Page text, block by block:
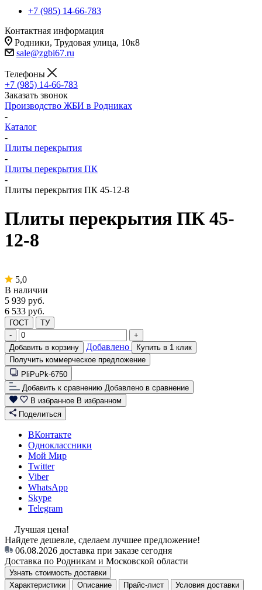
+7 (985) 14-66-783
Контактная информация
Родники, Трудовая улица, 10к8
sale@zgbi67.ru
Телефоны
+7 (985) 14-66-783
Заказать звонок
Производство ЖБИ в Родниках
-
Каталог
-
Плиты перекрытия
-
Плиты перекрытия ПК
-
Плиты перекрытия ПК 45-12-8
Плиты перекрытия ПК 45-
12-8
5,0
В наличии
5 939 руб.
6 533 руб.
ГОСТ
ТУ
-
+
Добавить в корзину
Добавлено
Купить в 1 клик
Получить коммерческое предложение
PliPuPk-6750
Добавить к сравнению Добавлено в сравнение
В избранное В избранном
Поделиться
ВКонтакте
Одноклассники
Мой Мир
Twitter
Viber
WhatsApp
Skype
Telegram
Лучшая цена!
Найдете дешевле, сделаем лучшее предложение!
06.08.2026 доставка при заказе сегодня
Доставка по Родникам и Московской области
Узнать стоимость доставки
Характеристики
Описание Прайс-лист
Условия доставки